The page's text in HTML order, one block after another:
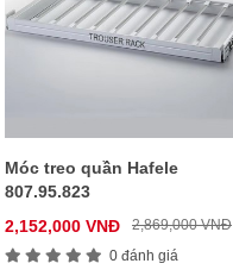
Móc treo quần Hafele
807.95.823
2,152,000 VNĐ
2,869,000 VNĐ
0 đánh giá